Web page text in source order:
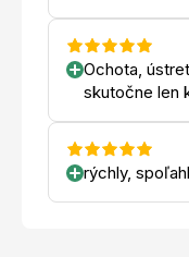
Ochota,
skutočne len
rýchly,